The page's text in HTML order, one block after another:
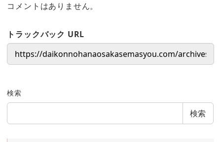
コメントはありません。
トラックバック URL
検索
検索